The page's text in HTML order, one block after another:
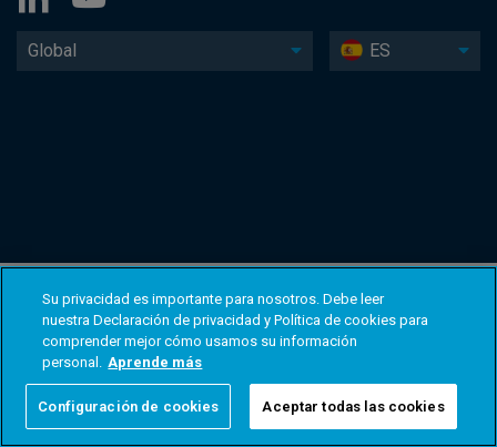
Global ES
Su privacidad es importante para nosotros. Debe leer
nuestra Declaración de privacidad y Política de cookies para
comprender mejor cómo usamos su información
personal. Aprende más
Configuración de cookies Aceptar todas las cookies